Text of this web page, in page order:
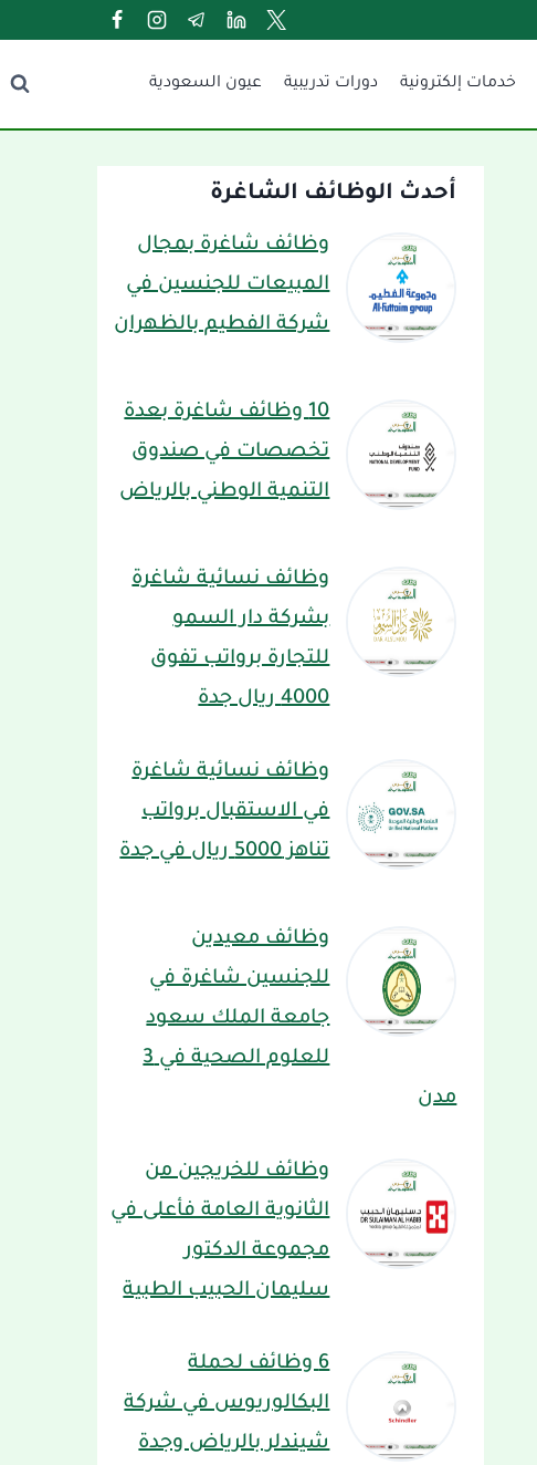
خدمات إلكترونية دورات تدريبية عيون السعودية
أحدث الوظائف الشاغرة
وظائف شاغرة بمجال
المبيعات للجنسين في
شركة الفطيم بالظهران
10 وظائف شاغرة بعدة
تخصصات في صندوق
التنمية الوطني بالرياض
وظائف نسائية شاغرة
بشركة دار السمو
للتجارة برواتب تفوق
4000 ريال جدة
وظائف نسائية شاغرة
في الاستقبال برواتب
تناهز 5000 ريال في جدة
وظائف معيدين
للجنسين شاغرة في
جامعة الملك سعود
للعلوم الصحية في 3
مدن
وظائف للخريجين من
الثانوية العامة فأعلى في
مجموعة الدكتور
سليمان الحبيب الطبية
6 وظائف لحملة
البكالوريوس في شركة
شيندلر بالرياض وجدة